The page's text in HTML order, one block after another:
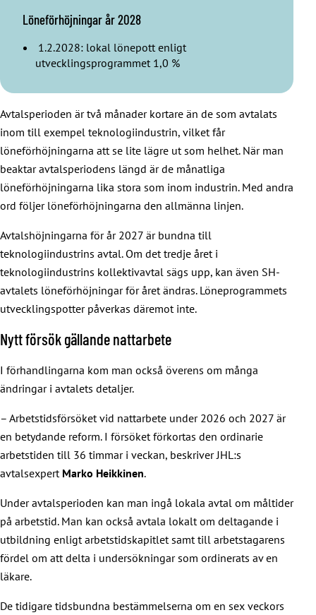
Löneförhöjningar år 2028
1.2.2028: lokal lönepott enligt
utvecklingsprogrammet 1,0 %
Avtalsperioden är två månader kortare än de som avtalats
inom till exempel teknologiindustrin, vilket får
löneförhöjningarna att se lite lägre ut som helhet. När man
beaktar avtalsperiodens längd är de månatliga
löneförhöjningarna lika stora som inom industrin. Med andra
ord följer löneförhöjningarna den allmänna linjen.
Avtalshöjningarna för år 2027 är bundna till
teknologiindustrins avtal. Om det tredje året i
teknologiindustrins kollektivavtal sägs upp, kan även SH-
avtalets löneförhöjningar för året ändras. Löneprogrammets
utvecklingspotter påverkas däremot inte.
Nytt försök gällande nattarbete
I förhandlingarna kom man också överens om många
ändringar i avtalets detaljer.
– Arbetstidsförsöket vid nattarbete under 2026 och 2027 är
en betydande reform. I försöket förkortas den ordinarie
arbetstiden till 36 timmar i veckan, beskriver JHL:s
avtalsexpert Marko Heikkinen.
Under avtalsperioden kan man ingå lokala avtal om måltider
på arbetstid. Man kan också avtala lokalt om deltagande i
utbildning enligt arbetstidskapitlet samt till arbetstagarens
fördel om att delta i undersökningar som ordinerats av en
läkare.
De tidigare tidsbundna bestämmelserna om en sex veckors